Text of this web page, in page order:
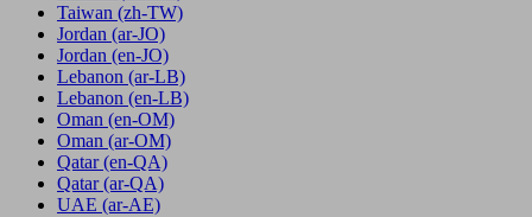
Taiwan (zh-TW)
Jordan (ar-JO)
Jordan (en-JO)
Lebanon (ar-LB)
Lebanon (en-LB)
Oman (en-OM)
Oman (ar-OM)
Qatar (en-QA)
Qatar (ar-QA)
UAE (ar-AE)